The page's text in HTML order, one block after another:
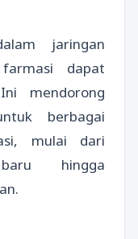
jaringan
dapat
mendorong
berbagai
mulai dari
hingga